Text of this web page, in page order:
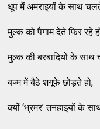
धूप में अमराइयों के साथ
मुल्क को पैगाम देते फिर रहे
मुल्क की बरबादियों के साथ
बज्म में बैठे शगूफे छोड़ते हो,
क्यों ‘भ्रमर’ तनहाइयों के